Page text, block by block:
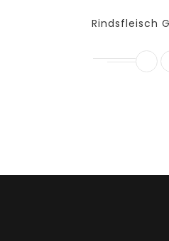
Rindsfleisch